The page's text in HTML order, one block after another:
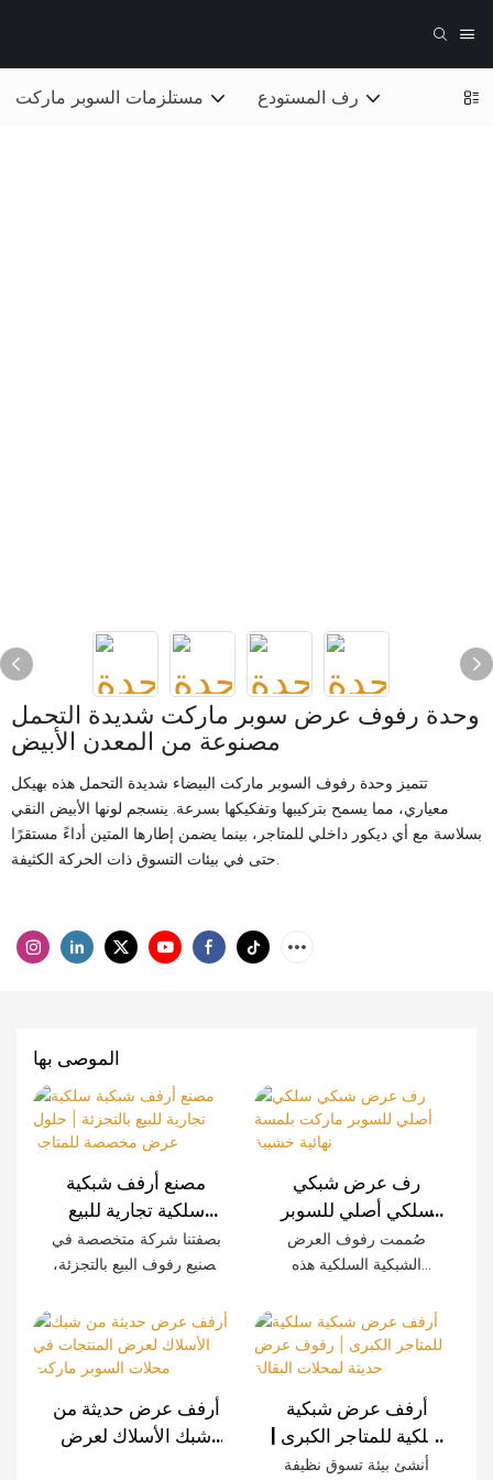
مستلزمات السوبر ماركت رف المستودع
وحدة رفوف عرض سوبر ماركت شديدة التحمل
مصنوعة من المعدن الأبيض
تتميز وحدة رفوف السوبر ماركت البيضاء شديدة التحمل هذه بهيكل
معياري، مما يسمح بتركيبها وتفكيكها بسرعة. ينسجم لونها الأبيض النقي
بسلاسة مع أي ديكور داخلي للمتاجر، بينما يضمن إطارها المتين أداءً مستقرًا
حتى في بيئات التسوق ذات الحركة الكثيفة.
الموصى بها
مصنع أرفف شبكية
سلكية تجارية للبيع
بالتجزئة | حلول عرض
مخصصة للمتاجر
بصفتنا شركة متخصصة في
تصنيع رفوف البيع بالتجزئة،
سلكية مصممة خصيصًا
للمتاجر الكبرى، وسلاسل
المتاجر، والمتاجر الصغيرة،
جميع أنحاء العالم. كما نوفر
خدمات تصنيع المعدات
رف عرض شبكي
سلكي أصلي للسوبر
ماركت بلمسة نهائية
خشبية
صُممت رفوف العرض
الشبكية السلكية هذه
الحديثة، وتتميز بمتانة
استثنائية وسهولة التركيب
وإمكانية تخصيصها. تضفي
الخشب لمسةً راقية على
تجربة التسوق مع الحفاظ
أرفف عرض حديثة من
شبك الأسلاك لعرض
أرفف عرض شبكية
سلكية للمتاجر الكبرى |
رفوف عرض حديثة
أنشئ بيئة تسوق نظيفة